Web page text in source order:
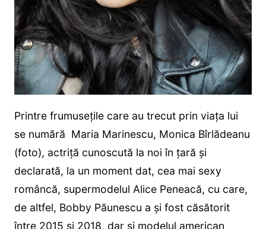
Printre frumusețile care au trecut prin viața lui
se numără Maria Marinescu, Monica Bîrlădeanu
(foto), actriță cunoscută la noi în țară și
declarată, la un moment dat, cea mai sexy
româncă, supermodelul Alice Peneacă, cu care,
de altfel, Bobby Păunescu a și fost căsătorit
între 2015 și 2018, dar și modelul american